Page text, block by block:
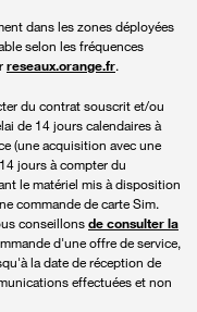
dans les zones déployées
selon les fréquences
reseaux.orange.fr.
du contrat souscrit et/ou
de 14 jours calendaires à
(une acquisition avec une
jours à compter du
le matériel mis à disposition
commande de carte Sim.
conseillonsde consulter la
d'une offre de service,
la date de réception de
effectuées et non